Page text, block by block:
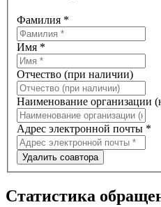
Фамилия *
Имя *
Отчество (при наличии)
Наименование организации
Адрес электронной почты *
Удалить соавтора
Статистика